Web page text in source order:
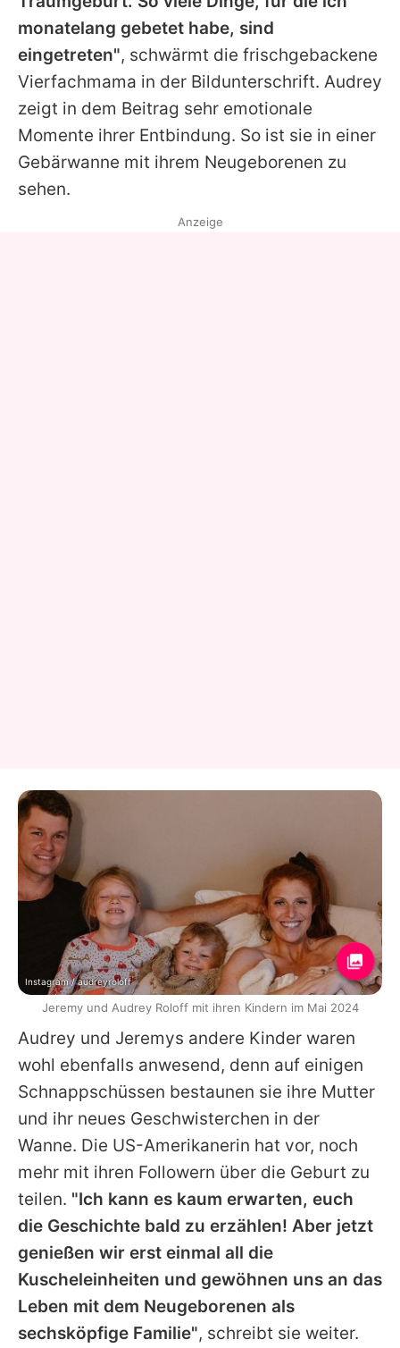
monatelang gebetet habe, sind
eingetreten", schwärmt die frischgebackene
Vierfachmama in der Bildunterschrift. Audrey
zeigt in dem Beitrag sehr emotionale
Momente ihrer Entbindung. So ist sie in einer
Gebärwanne mit ihrem Neugeborenen zu
sehen.
Audrey und Jeremys andere Kinder waren
wohl ebenfalls anwesend, denn auf einigen
Schnappschüssen bestaunen sie ihre Mutter
und ihr neues Geschwisterchen in der
Wanne. Die US-Amerikanerin hat vor, noch
mehr mit ihren Followern über die Geburt zu
teilen. "Ich kann es kaum erwarten, euch
die Geschichte bald zu erzählen! Aber jetzt
genießen wir erst einmal all die
Kuscheleinheiten und gewöhnen uns an das
Leben mit dem Neugeborenen als
sechsköpfige Familie", schreibt sie weiter.
Anzeige
Instagram / audreyroloff
Jeremy und Audrey Roloff mit ihren Kindern im Mai 2024